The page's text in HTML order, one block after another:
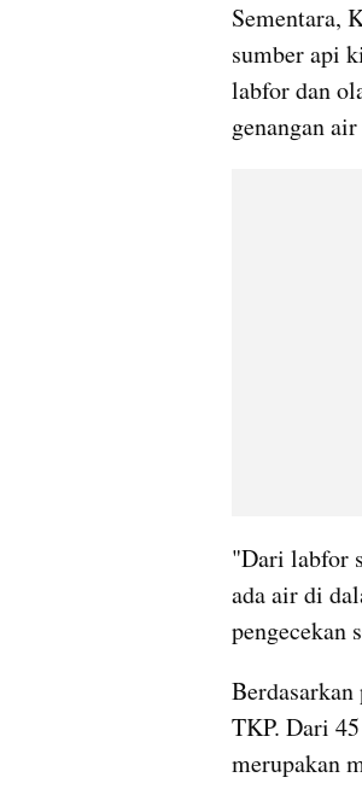
Sementara,
sumber api
labfor dan
genangan
"Dari labfor
ada air di
pengecekan
Berdasarkan
TKP. Dari
merupakan